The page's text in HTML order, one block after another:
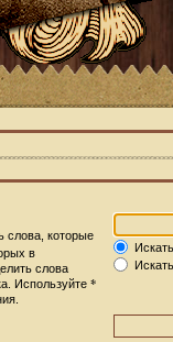
слова, которые
в
слова
Используйте *